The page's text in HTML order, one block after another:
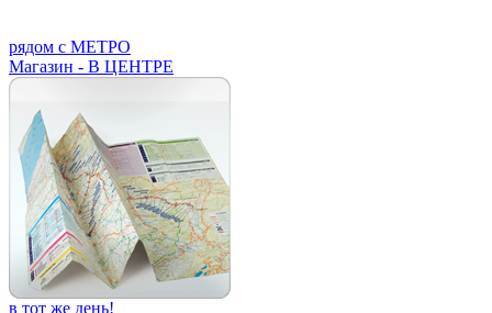
рядом с МЕТРО
Магазин - В ЦЕНТРЕ
в тот же день!